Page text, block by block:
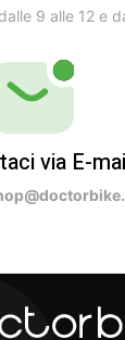
9 alle 12 e
via E-